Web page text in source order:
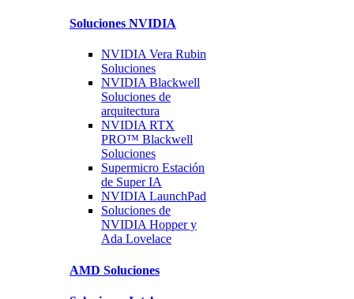
Soluciones NVIDIA
NVIDIA Vera Rubin
Soluciones
NVIDIA Blackwell
Soluciones de
arquitectura
NVIDIA RTX
PRO™ Blackwell
Soluciones
Supermicro Estación
de Super IA
NVIDIALaunchPad
Soluciones de
NVIDIA Hopper y
Ada Lovelace
AMD Soluciones